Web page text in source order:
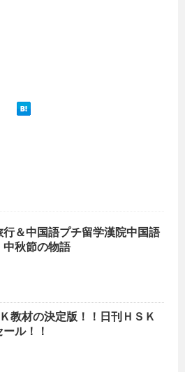
行＆中国語プチ留学漢院中国語
秋節の物語
教材の決定版！！日刊ＨＳＫ
ル！！